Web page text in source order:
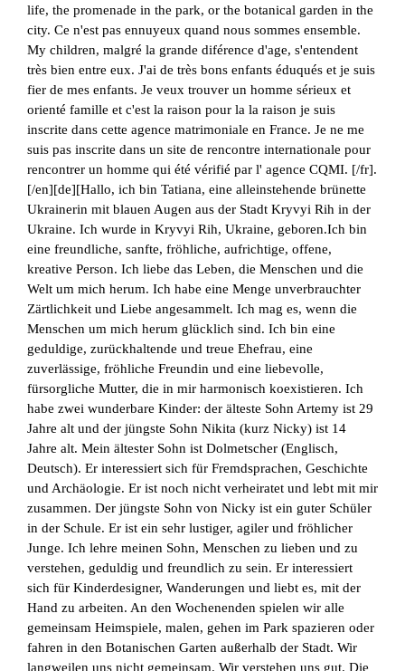
life, the promenade in the park, or the botanical garden in the
city. Ce n'est pas ennuyeux quand nous sommes ensemble.
My children, malgré la grande diférence d'age, s'entendent
très bien entre eux. J'ai de très bons enfants éduqués et je suis
fier de mes enfants. Je veux trouver un homme sérieux et
orienté famille et c'est la raison pour la la raison je suis
inscrite dans cette agence matrimoniale en France. Je ne me
suis pas inscrite dans un site de rencontre internationale pour
rencontrer un homme qui été vérifié par l' agence CQMI. [/fr].
[/en][de][Hallo, ich bin Tatiana, eine alleinstehende brünette
Ukrainerin mit blauen Augen aus der Stadt Kryvyi Rih in der
Ukraine. Ich wurde in Kryvyi Rih, Ukraine, geboren.Ich bin
eine freundliche, sanfte, fröhliche, aufrichtige, offene,
kreative Person. Ich liebe das Leben, die Menschen und die
Welt um mich herum. Ich habe eine Menge unverbrauchter
Zärtlichkeit und Liebe angesammelt. Ich mag es, wenn die
Menschen um mich herum glücklich sind. Ich bin eine
geduldige, zurückhaltende und treue Ehefrau, eine
zuverlässige, fröhliche Freundin und eine liebevolle,
fürsorgliche Mutter, die in mir harmonisch koexistieren. Ich
habe zwei wunderbare Kinder: der älteste Sohn Artemy ist 29
Jahre alt und der jüngste Sohn Nikita (kurz Nicky) ist 14
Jahre alt. Mein ältester Sohn ist Dolmetscher (Englisch,
Deutsch). Er interessiert sich für Fremdsprachen, Geschichte
und Archäologie. Er ist noch nicht verheiratet und lebt mit mir
zusammen. Der jüngste Sohn von Nicky ist ein guter Schüler
in der Schule. Er ist ein sehr lustiger, agiler und fröhlicher
Junge. Ich lehre meinen Sohn, Menschen zu lieben und zu
verstehen, geduldig und freundlich zu sein. Er interessiert
sich für Kinderdesigner, Wanderungen und liebt es, mit der
Hand zu arbeiten. An den Wochenenden spielen wir alle
gemeinsam Heimspiele, malen, gehen im Park spazieren oder
fahren in den Botanischen Garten außerhalb der Stadt. Wir
langweilen uns nicht gemeinsam. Wir verstehen uns gut. Die